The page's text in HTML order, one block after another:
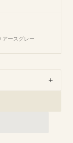
アースグレー
Variant
out